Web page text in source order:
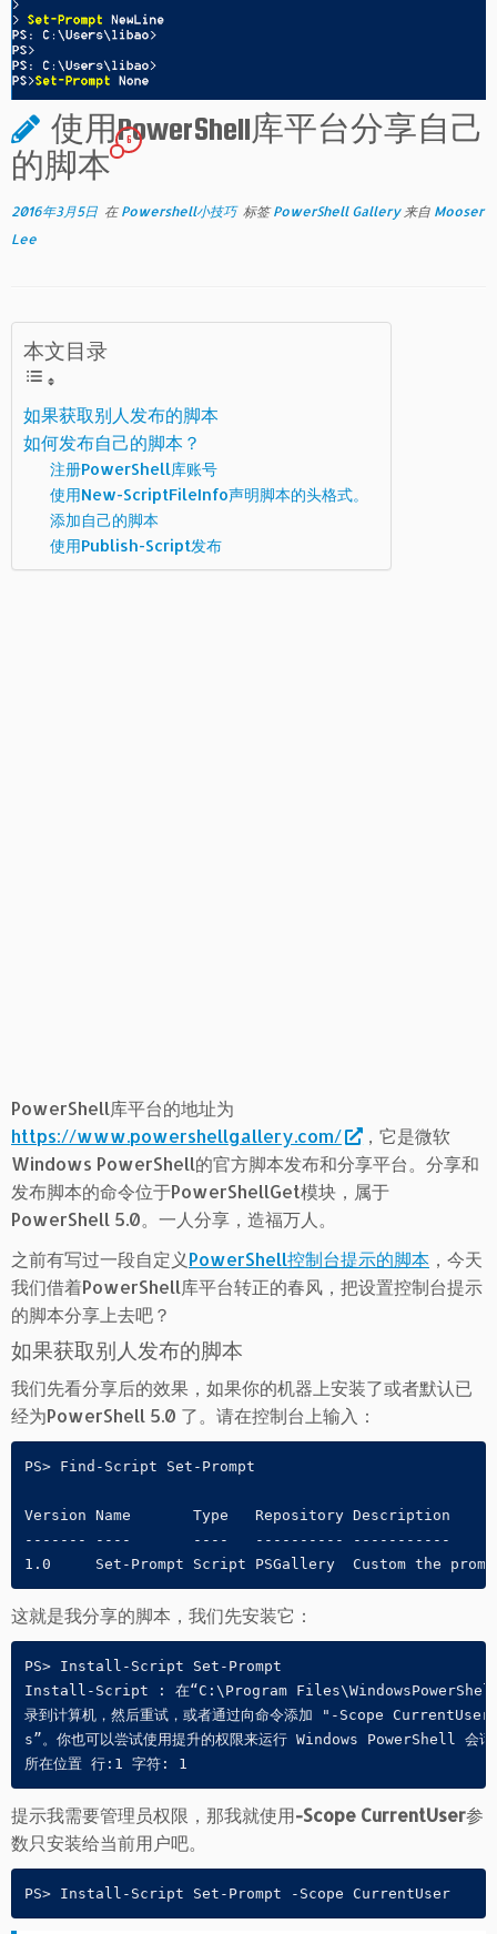
使用PowerShell库平台分享自己
的脚本
6
2016年3月5日 在 Powershell小技巧 标签PowerShell Gallery 来自 Mooser
Lee
本文目录
如果获取别人发布的脚本
如何发布自己的脚本？
注册PowerShell库账号
使用New-ScriptFileInfo声明脚本的头格式。
添加自己的脚本
使用Publish-Script发布
PowerShell库平台的地址为
https://www.powershellgallery.com/
，它是微软
Windows PowerShell的官方脚本发布和分享平台。分享和
发布脚本的命令位于PowerShellGet模块，属于
PowerShell 5.0。一人分享，造福万人。
之前有写过一段自定义PowerShell控制台提示的脚本 ，今天
我们借着PowerShell库平台转正的春风，把设置控制台提示
的脚本分享上去吧？
如果获取别人发布的脚本
我们先看分享后的效果，如果你的机器上安装了或者默认已
经为PowerShell 5.0 了。请在控制台上输入：
PS> Find-Script Set-Prompt
Version Name       Type   Repository Description
------- ----       ----   ---------- -----------
1.0     Set-Prompt Script PSGallery  Custom the
这就是我分享的脚本，我们先安装它：
PS> Install-Script Set-Prompt
Install-Script : 在“C:\Program
录到计算机，然后重试，或者通过向命令添加 "-Scope
s”。你也可以尝试使用提升的权限来运行 Windows PowerShell 会话
所在位置 行:1 字符: 1
提示我需要管理员权限，那我就使用-Scope CurrentUser参
数只安装给当前用户吧。
PS> Install-Script Set-Prompt -Scope CurrentUser